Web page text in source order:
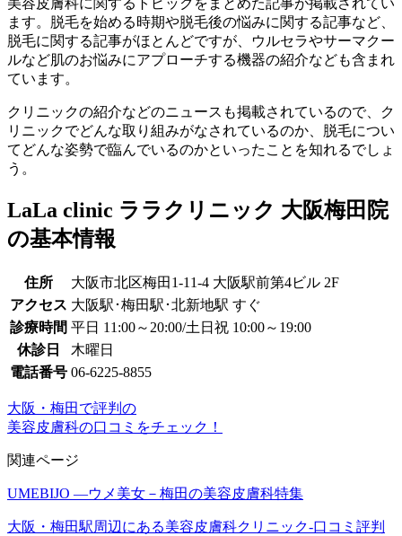
ます。脱毛を始める時期や脱毛後の悩みに関する記事など、
脱毛に関する記事がほとんどですが、ウルセラやサーマクー
ルなど肌のお悩みにアプローチする機器の紹介なども含まれ
ています。
クリニックの紹介などのニュースも掲載されているので、ク
リニックでどんな取り組みがなされているのか、脱毛につい
てどんな姿勢で臨んでいるのかといったことを知れるでしょ
う。
LaLa clinic ララクリニック 大阪梅田院
の基本情報
住所
大阪市北区梅田1-11-4 大阪駅前第4ビル 2F
アクセス 大阪駅･梅田駅･北新地駅 すぐ
診療時間 平日 11:00～20:00/土日祝 10:00～19:00
休診日
木曜日
電話番号 06-6225-8855
大阪・梅田で評判の
美容皮膚科の口コミをチェック！
関連ページ
UMEBIJO ―ウメ美女－梅田の美容皮膚科特集
大阪・梅田駅周辺にある美容皮膚科クリニック‐口コミ評判